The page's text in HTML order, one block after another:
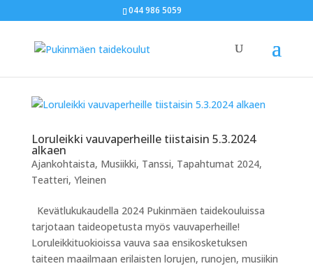
044 986 5059
Loruleikki vauvaperheille tiistaisin 5.3.2024
alkaen
Ajankohtaista, Musiikki, Tanssi, Tapahtumat 2024,
Teatteri, Yleinen
Kevätlukukaudella 2024 Pukinmäen taidekouluissa
tarjotaan taideopetusta myös vauvaperheille!
Loruleikkituokioissa vauva saa ensikosketuksen
taiteen maailmaan erilaisten lorujen, runojen, musiikin